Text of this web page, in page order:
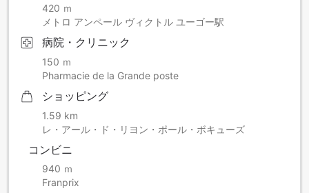
「Silk」にてご提供いたします。
なお、ウェルネスエリアは8月1日～8月31日の間、夏季休業
となります。期間中は提携施設にてトリートメントやマッサ
ージ、設備のご利用が可能です。レストランのご案内やウェ
ルネスエリアのご予約については、コンシェルジュがご相談
を承りますので、お気軽にお申し付けください。
ご到着前のご質問やご要望がございましたら、どうぞご遠慮
なくお問い合わせください。ご滞在のご準備をお手伝いさせ
ていただきます。
皆様のお越しを心よりお待ち申し上げております。
お客様各位
このたびは当施設をお選びいただき、誠にありがとうござい
ます。スタッフ一同、心よりお迎えできることを楽しみにし
ております。
420 ｍ
メトロ アンペール ヴィクトル ユーゴー駅
病院・クリニック
150 ｍ
Pharmacie de la Grande poste
ショッピング
1.59 km
レ・アール・ド・リヨン・ポール・ボキューズ
コンビニ
940 ｍ
Franprix